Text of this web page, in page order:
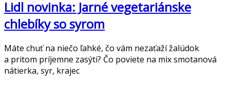
Lidl novinka: Jarné vegetariánske
chlebíky so syrom
Máte chuť na niečo ľahké, čo vám nezaťaží žalúdok
a pritom príjemne zasýti? Čo poviete na mix smotanová
nátierka, syr, krajec